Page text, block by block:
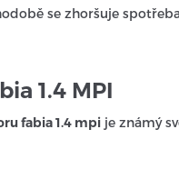
se zhoršuje
1.4 MPI
fabia 1.4 mpi je známý